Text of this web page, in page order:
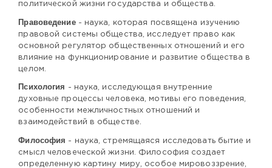
политической жизни государства и общества.
Правоведение - наука, которая посвящена изучению
правовой системы общества, исследует право как
основной регулятор общественных отношений и его
влияние на функционирование и развитие общества в
целом.
Психология
- наука, исследующая внутренние
духовные процессы человека, мотивы его поведения,
особенности межличностных отношений и
взаимодействий в обществе.
Философия - наука, стремящаяся исследовать бытие и
смысл человеческой жизни. Философия создает
определенную картину миру, особое мировоззрение,